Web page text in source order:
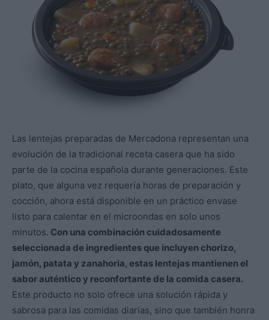
Las lentejas preparadas de Mercadona representan una
evolución de la tradicional receta casera que ha sido
parte de la cocina española durante generaciones. Este
plato, que alguna vez requería horas de preparación y
cocción, ahora está disponible en un práctico envase
listo para calentar en el microondas en solo unos
minutos. Con una combinación cuidadosamente
seleccionada de ingredientes que incluyen chorizo,
jamón, patata y zanahoria, estas lentejas mantienen el
sabor auténtico y reconfortante de la comida casera.
Este producto no solo ofrece una solución rápida y
sabrosa para las comidas diarias, sino que también honra